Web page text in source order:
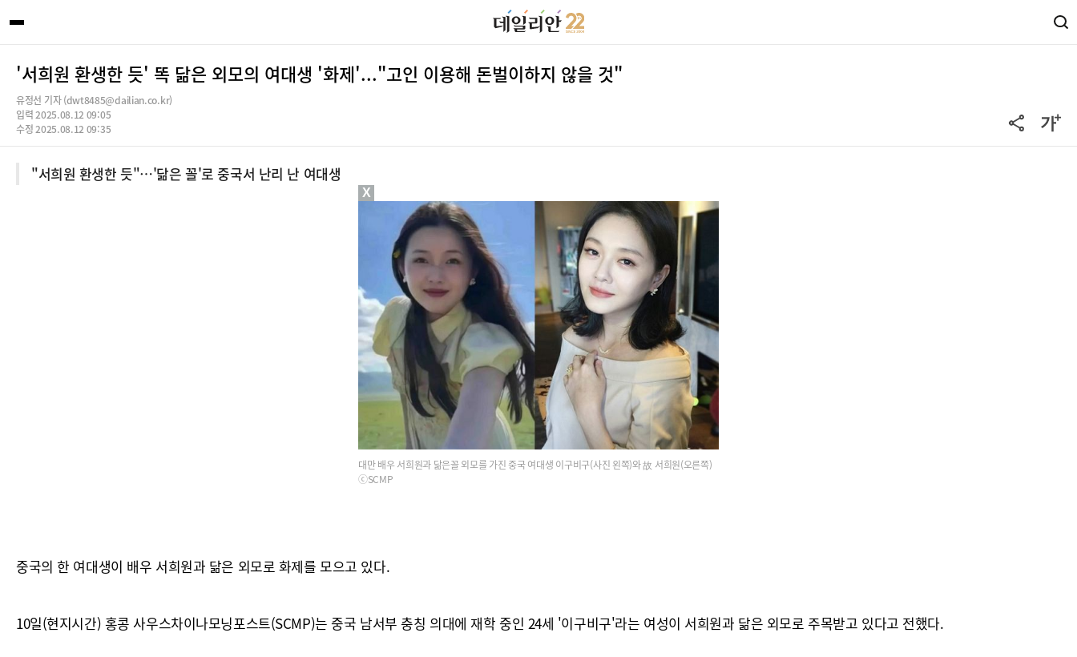
'서희원 환생한 듯' 똑 닮은 외모의 여대생 '화제'..."고인 이용해 돈벌이하지 않을 것"
유정선 기자 (dwt8485@dailian.co.kr)
입력 2025.08.12 09:05
수정 2025.08.12 09:35
"서희원 환생한 듯"…'닮은 꼴'로 중국서 난리 난 여대생
대만 배우 서희원과 닮은꼴 외모를 가진 중국 여대생 이구비구(사진 왼쪽)와 故 서희원(오른쪽)
ⓒSCMP
중국의 한 여대생이 배우 서희원과 닮은 외모로 화제를 모으고 있다.
10일(현지시간) 홍콩 사우스차이나모닝포스트(SCMP)는 중국 남서부 충칭 의대에 재학 중인 24세 '이구비구'라는 여성이 서희원과 닮은 외모로 주목받고 있다고 전했다.
X